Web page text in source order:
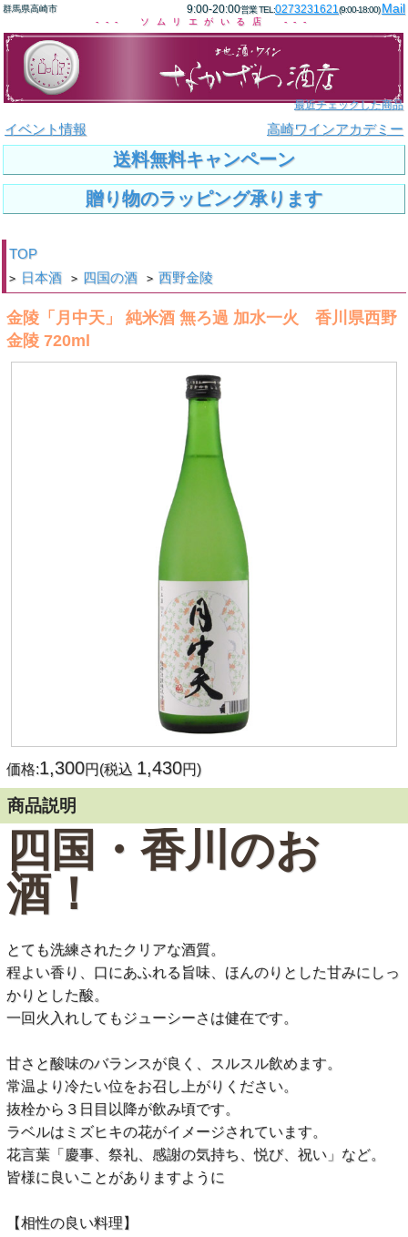
群馬県高崎市 9:00-20:00営業 TEL:0273231621(9:00-18:00)Mail
--- ソムリエがいる店 ---
最近チェックした商品
イベント情報 高崎ワインアカデミー
送料無料キャンペーン
贈り物のラッピング承ります
TOP
> 日本酒 > 四国の酒 > 西野金陵
金陵「月中天」 純米酒 無ろ過 加水一火 香川県西野
金陵 720ml
価格:1,300円(税込 1,430円)
商品説明
四国・香川のお
酒！
とても洗練されたクリアな酒質。
程よい香り、口にあふれる旨味、ほんのりとした甘みにしっ
かりとした酸。
一回火入れしてもジューシーさは健在です。
甘さと酸味のバランスが良く、スルスル飲めます。
常温より冷たい位をお召し上がりください。
抜栓から３日目以降が飲み頃です。
ラベルはミズヒキの花がイメージされています。
花言葉「慶事、祭礼、感謝の気持ち、悦び、祝い」など。
皆様に良いことがありますように
【相性の良い料理】